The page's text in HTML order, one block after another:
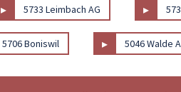
▸ 5733 Leimbach AG ▸
5706 Boniswil ▸ 5046 Walde